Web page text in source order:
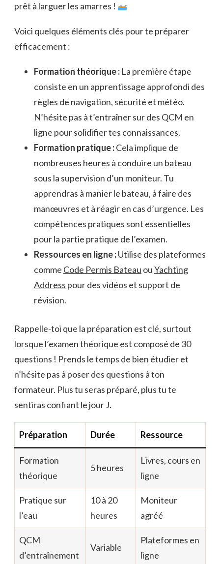
prêt à larguer les amarres !
Voici quelques éléments clés pour te préparer
efficacement :
Formation théorique : La première étape
consiste en un apprentissage approfondi des
règles de navigation, sécurité et météo.
N’hésite pas à t’entraîner sur des QCM en
ligne pour solidifier tes connaissances.
Formation pratique :Cela implique de
nombreuses heures à conduire un bateau
sous la supervision d’un moniteur. Tu
apprendras à manier le bateau, à faire des
manœuvres et à réagir en cas d’urgence. Les
compétences pratiques sont essentielles
pour la partie pratique de l’examen.
Ressources en ligne :Utilise des plateformes
comme Code Permis Bateau ouYachting
Address pour des vidéos et support de
révision.
Rappelle-toi que la préparation est clé, surtout
lorsque l’examen théorique est composé de 30
questions ! Prends le temps de bien étudier et
n’hésite pas à poser des questions à ton
formateur. Plus tu seras préparé, plus tu te
sentiras confiant le jour J.
Préparation Durée Ressource
Formation
théorique
5 heures
Livres, cours en
ligne
Pratique sur
l’eau
10 à 20
heures
Moniteur
agréé
QCM
d’entraînement
Variable
Plateformes en
ligne